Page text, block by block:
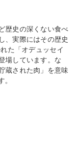
歴史の深くない食べ
、実際にはその歴史
た「オデュッセイ
場しています。な
蔵された肉」を意味